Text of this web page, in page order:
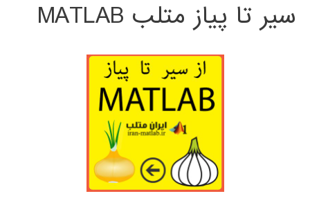
سیر تا پیاز متلب MATLAB